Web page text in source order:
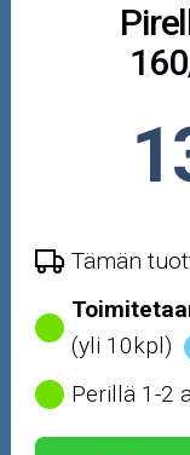
Öljyt ja
Outlet-
Tämän
(yli 10kpl)
Perillä 1-2